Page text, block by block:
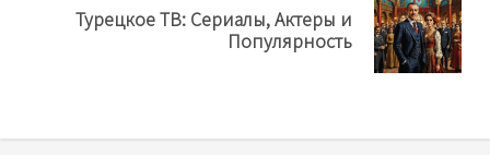
Турецкое ТВ: Сериалы, Актеры и
Популярность